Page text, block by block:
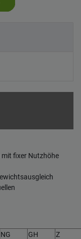
fixer Nutzhöhe
NG GH
Z